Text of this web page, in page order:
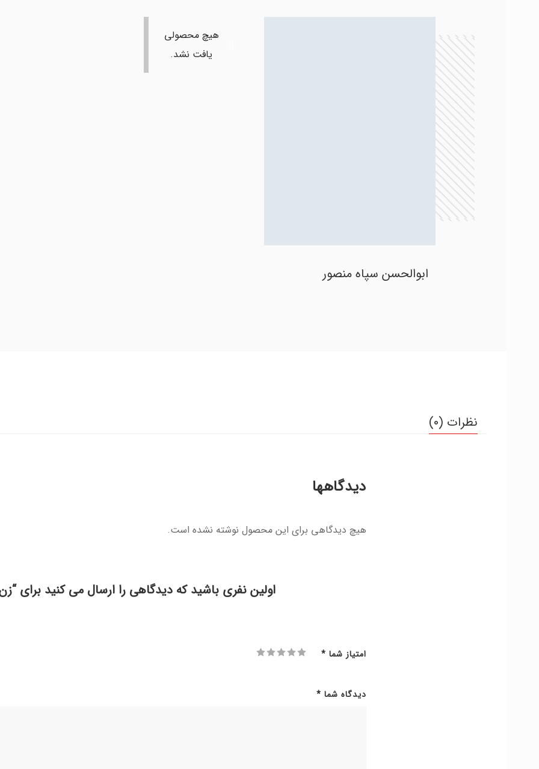
ابوالحسن سپاه منصور
هیچ محصولی
یافت نشد.
نظرات (0)
دیدگاهها
هیچ دیدگاهی برای این محصول نوشته نشده است.
اولین نفری باشید که دیدگاهی را ارسال می کنید برای
امتیاز شما *
دیدگاه شما *